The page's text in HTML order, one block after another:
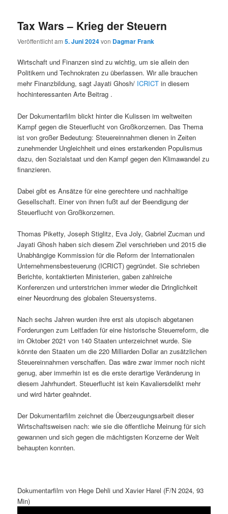
Tax Wars – Krieg der Steuern
Veröffentlicht am5. Juni 2024von Dagmar Frank
Wirtschaft und Finanzen sind zu wichtig, um sie allein den
Politikern und Technokraten zu überlassen. Wir alle brauchen
mehr Finanzbildung, sagt Jayati Ghosh/ ICRICT in diesem
hochinteressanten Arte Beitrag .
Der Dokumentarfilm blickt hinter die Kulissen im weltweiten
Kampf gegen die Steuerflucht von Großkonzernen. Das Thema
ist von großer Bedeutung: Steuereinnahmen dienen in Zeiten
zunehmender Ungleichheit und eines erstarkenden Populismus
dazu, den Sozialstaat und den Kampf gegen den Klimawandel zu
finanzieren.
Dabei gibt es Ansätze für eine gerechtere und nachhaltige
Gesellschaft. Einer von ihnen fußt auf der Beendigung der
Steuerflucht von Großkonzernen.
Thomas Piketty, Joseph Stiglitz, Eva Joly, Gabriel Zucman und
Jayati Ghosh haben sich diesem Ziel verschrieben und 2015 die
Unabhängige Kommission für die Reform der Internationalen
Unternehmensbesteuerung (ICRICT) gegründet. Sie schrieben
Berichte, kontaktierten Ministerien, gaben zahlreiche
Konferenzen und unterstrichen immer wieder die Dringlichkeit
einer Neuordnung des globalen Steuersystems.
Nach sechs Jahren wurden ihre erst als utopisch abgetanen
Forderungen zum Leitfaden für eine historische Steuerreform, die
im Oktober 2021 von 140 Staaten unterzeichnet wurde. Sie
könnte den Staaten um die 220 Milliarden Dollar an zusätzlichen
Steuereinnahmen verschaffen. Das wäre zwar immer noch nicht
genug, aber immerhin ist es die erste derartige Veränderung in
diesem Jahrhundert. Steuerflucht ist kein Kavaliersdelikt mehr
und wird härter geahndet.
Der Dokumentarfilm zeichnet die Überzeugungsarbeit dieser
Wirtschaftsweisen nach: wie sie die öffentliche Meinung für sich
gewannen und sich gegen die mächtigsten Konzerne der Welt
behaupten konnten.
Dokumentarfilm von Hege Dehli und Xavier Harel (F/N 2024, 93
Min)